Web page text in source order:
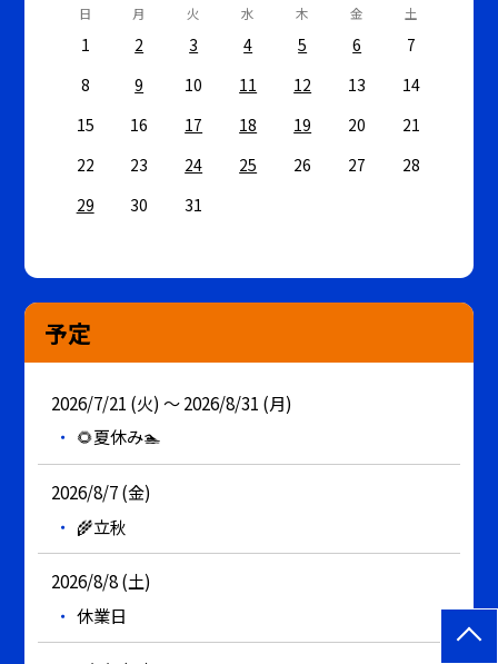
日 月 火 水 木 金 土
1 2 3 4 5 6
7
8
9 10 11 12 13
14
15
16 17 18 19 20
21
22
23 24 25 26 27
28
29
30 31
予定
2026/7/21 (火) ～ 2026/8/31 (月)
🌻夏休み🏊
2026/8/7 (金)
🌾立秋
2026/8/8 (土)
休業日